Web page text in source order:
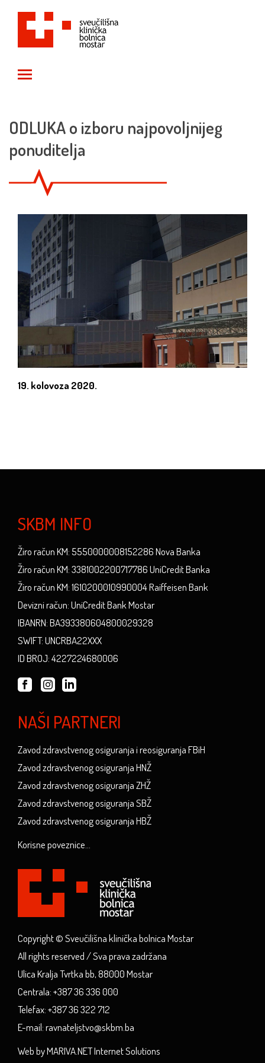
ODLUKA o izboru najpovoljnijeg
ponuditelja
19. kolovoza 2020.
SKBM INFO
Žiro račun KM: 5550000008152286 Nova Banka
Žiro račun KM: 3381002200717786 UniCredit Banka
Žiro račun KM: 1610200010990004 Raiffeisen Bank
Devizni račun: UniCredit Bank Mostar
IBANRN: BA393380604800029328
SWIFT: UNCRBA22XXX
ID BROJ: 4227224680006
NAŠI PARTNERI
Zavod zdravstvenog osiguranja i reosiguranja FBiH
Zavod zdravstvenog osiguranja HNŽ
Zavod zdravstvenog osiguranja ZHŽ
Zavod zdravstvenog osiguranja SBŽ
Zavod zdravstvenog osiguranja HBŽ
Korisne poveznice...
Copyright © Sveučilišna klinička bolnica Mostar
All rights reserved / Sva prava zadržana
Ulica Kralja Tvrtka bb, 88000 Mostar
Centrala: +387 36 336 000
Telefax: +387 36 322 712
E-mail: ravnateljstvo@skbm.ba
Web by MARIVA.NET Internet Solutions